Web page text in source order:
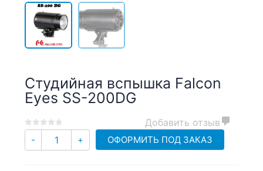
Студийная вспышка Falcon
Eyes SS-200DG
050
Добавить отзыв
- Количество
+ ОФОРМИТЬ ПОД ЗАКАЗ